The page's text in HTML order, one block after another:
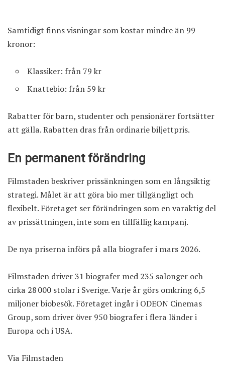
Samtidigt finns visningar som kostar mindre än 99
kronor:
Klassiker: från 79 kr
Knattebio: från 59 kr
Rabatter för barn, studenter och pensionärer fortsätter
att gälla. Rabatten dras från ordinarie biljettpris.
En permanent förändring
Filmstaden beskriver prissänkningen som en långsiktig
strategi. Målet är att göra bio mer tillgängligt och
flexibelt. Företaget ser förändringen som en varaktig del
av prissättningen, inte som en tillfällig kampanj.
De nya priserna införs på alla biografer i mars 2026.
Filmstaden driver 31 biografer med 235 salonger och
cirka 28 000 stolar i Sverige. Varje år görs omkring 6,5
miljoner biobesök. Företaget ingår i ODEON Cinemas
Group, som driver över 950 biografer i flera länder i
Europa och i USA.
Via Filmstaden